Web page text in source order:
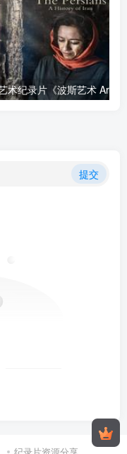
提交
纪录片资源分享